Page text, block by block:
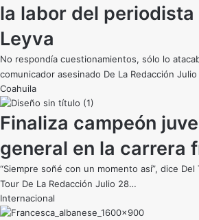
la labor del
Leyva
No respondía cuestionamientos, sólo lo
comunicador asesinado De La Redacción
Coahuila
Finaliza campeón
general en la carrera
“Siempre soñé con un momento así”, dice
Tour De La Redacción Julio 28…
Internacional